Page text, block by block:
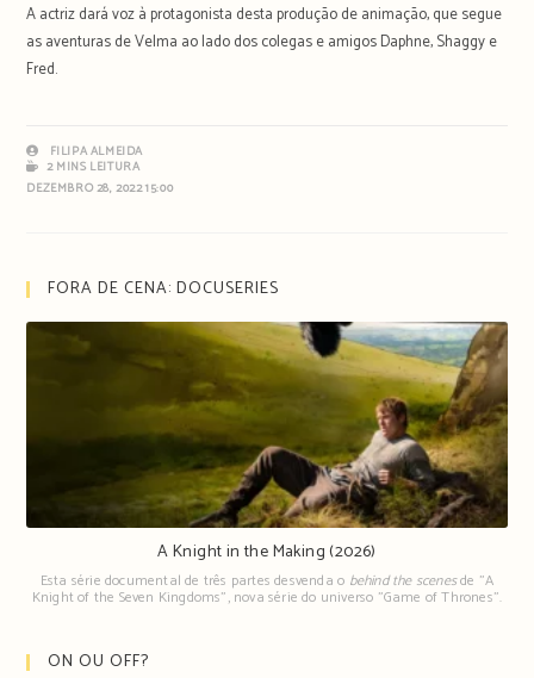
A actriz dará voz à protagonista desta produção de animação, que segue
as aventuras de Velma ao lado dos colegas e amigos Daphne, Shaggy e
Fred.
FILIPA ALMEIDA
2 MINS LEITURA
DEZEMBRO 28, 2022 15:00
FORA DE CENA: DOCUSERIES
A Knight in the Making (2026)
Esta série documental de três partes desvenda o behind the scenesde "A
Knight of the Seven Kingdoms", nova série do universo "Game of Thrones".
ON OU OFF?